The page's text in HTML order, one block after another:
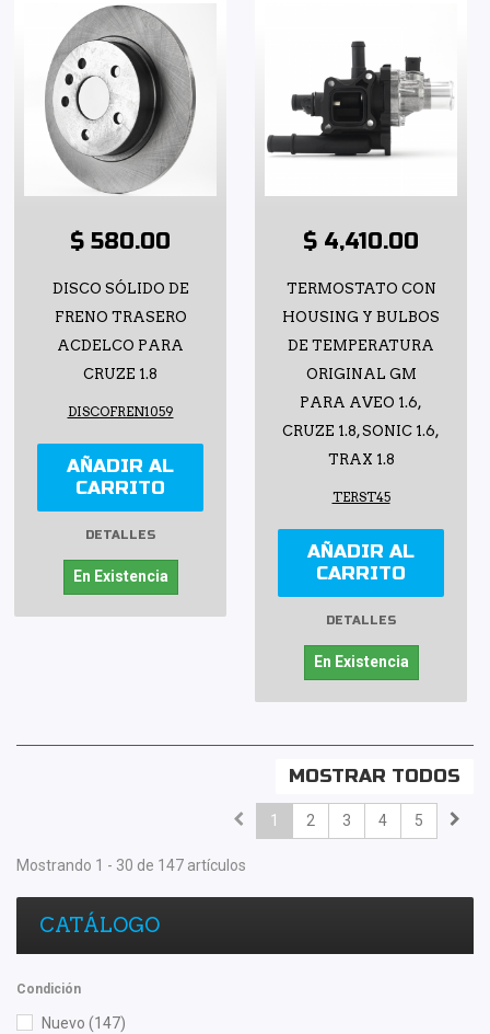
$ 580.00
DISCO SÓLIDO DE
FRENO TRASERO
ACDELCO PARA
CRUZE 1.8
DISCOFREN1059
AÑADIR AL
CARRITO
DETALLES
En Existencia
$ 4,410.00
TERMOSTATO CON
HOUSING Y BULBOS
DE TEMPERATURA
ORIGINAL GM
PARA AVEO 1.6,
CRUZE 1.8, SONIC 1.6,
TRAX 1.8
TERST45
AÑADIR AL
CARRITO
DETALLES
En Existencia
MOSTRAR TODOS
1 2 3 4 5
Mostrando 1 - 30 de 147 artículos
CATÁLOGO
Condición
Nuevo (147)